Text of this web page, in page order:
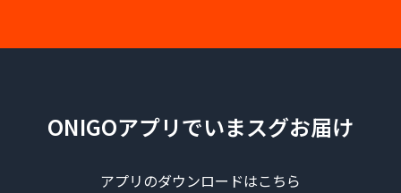
ONIGOアプリでいまスグお届け
アプリのダウンロードはこちら